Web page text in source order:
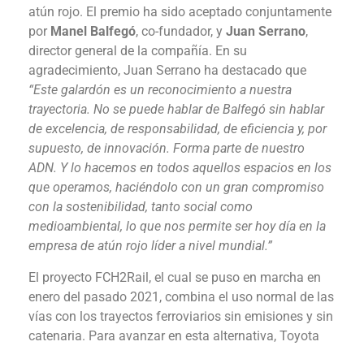
atún rojo. El premio ha sido aceptado conjuntamente
por Manel Balfegó, co-fundador, y Juan Serrano,
director general de la compañía. En su
agradecimiento, Juan Serrano ha destacado que
“Este galardón es un reconocimiento a nuestra
trayectoria. No se puede hablar de Balfegó sin hablar
de excelencia, de responsabilidad, de eficiencia y, por
supuesto, de innovación. Forma parte de nuestro
ADN. Y lo hacemos en todos aquellos espacios en los
que operamos, haciéndolo con un gran compromiso
con la sostenibilidad, tanto social como
medioambiental, lo que nos permite ser hoy día en la
empresa de atún rojo líder a nivel mundial.”
El proyecto FCH2Rail, el cual se puso en marcha en
enero del pasado 2021, combina el uso normal de las
vías con los trayectos ferroviarios sin emisiones y sin
catenaria. Para avanzar en esta alternativa, Toyota